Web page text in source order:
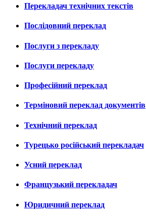
Перекладач технічних текстів
Послідовний переклад
Послуги з перекладу
Послуги перекладу
Професійний переклад
Терміновий переклад документів
Технічний переклад
Турецько російський перекладач
Усний переклад
Французький перекладач
Юридичний переклад